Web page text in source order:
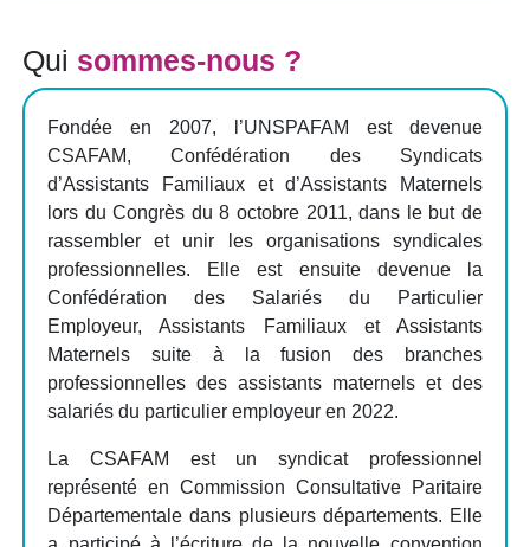
Qui sommes-nous ?
Fondée en 2007, l’UNSPAFAM est devenue
CSAFAM, Confédération des Syndicats
d’Assistants Familiaux et d’Assistants Maternels
lors du Congrès du 8 octobre 2011, dans le but de
rassembler et unir les organisations syndicales
professionnelles. Elle est ensuite devenue la
Confédération des Salariés du Particulier
Employeur, Assistants Familiaux et Assistants
Maternels suite à la fusion des branches
professionnelles des assistants maternels et des
salariés du particulier employeur en 2022.
La CSAFAM est un syndicat professionnel
représenté en Commission Consultative Paritaire
Départementale dans plusieurs départements. Elle